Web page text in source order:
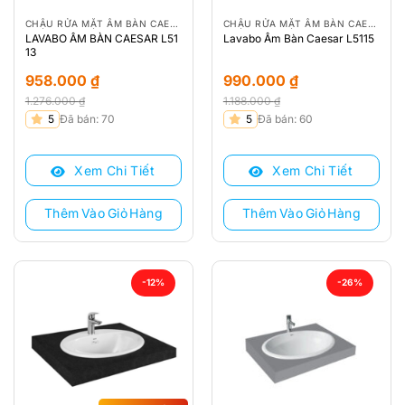
CHẬU RỬA MẶT ÂM BÀN CAESAR
LAVABO ÂM BÀN CAESAR L51
13
1.276.000₫
Giá
là:
1.276.000 ₫.
958.000 ₫
Giá
tại
958.000 ₫.
5 Đã bán: 70
Xem Chi Tiết
Thêm Vào Giỏ Hàng
CHẬU RỬA MẶT ÂM BÀN CAESAR
Lavabo Âm Bàn Caesar L5115
1.188.000₫
Giá
là:
1.188.000 ₫.
990.000 ₫
Giá
tại
990.000 ₫.
5 Đã bán: 60
Xem Chi Tiết
Thêm Vào Giỏ Hàng
-12% -26%